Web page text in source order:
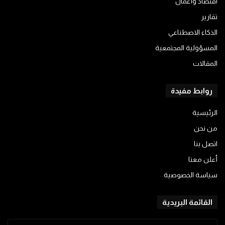
تقارير
الذكاء الاصطناعي
المسؤولية المجتمعية
المقالات
روابط مفيدة
الرئيسية
من نحن
اتصل بنا
أعلن معنا
سياسة الخصوصية
القائمة البريدية